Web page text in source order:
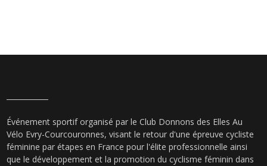
Événement sportif organisé par le Club Donnons des Elles Au
Vélo Evry-Courcouronnes, visant le retour d'une épreuve cycliste
féminine par étapes en France pour l'élite professionnelle ainsi
que le développement et la promotion du cyclisme féminin dans